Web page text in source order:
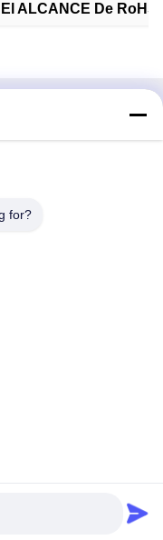
ALCANCE De RoHS
de Guanlan, Distrito de
for?